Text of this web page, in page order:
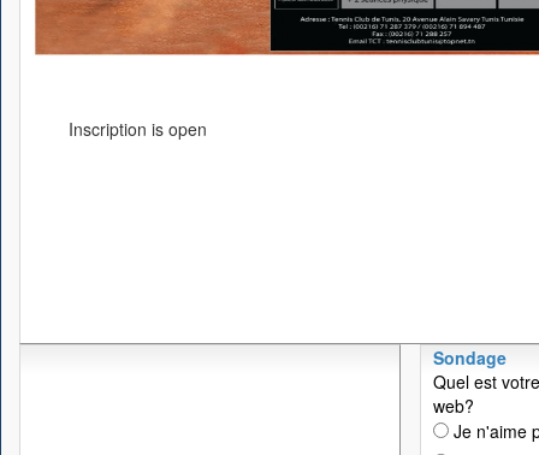
Inscription is open
Sondage
Quel est
web?
Je n'aime